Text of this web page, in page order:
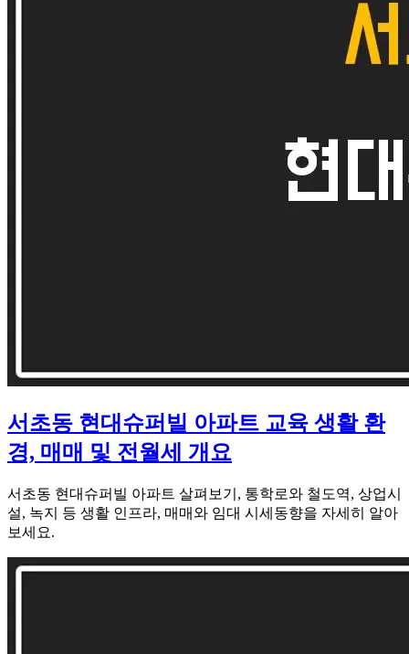
서초동 현대슈퍼빌 아파트 교육 생활 환
경, 매매 및 전월세 개요
서초동 현대슈퍼빌 아파트 살펴보기, 통학로와 철도역, 상업시
설, 녹지 등 생활 인프라, 매매와 임대 시세동향을 자세히 알아
보세요.